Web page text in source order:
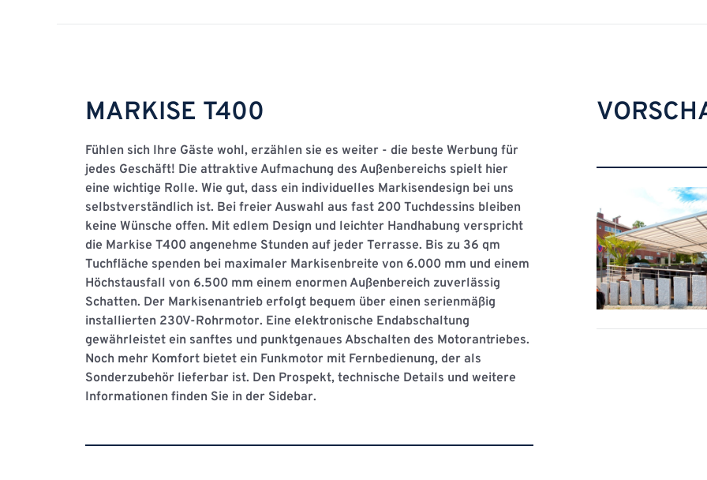
MARKISE T400
Fühlen sich Ihre Gäste wohl, erzählen sie es weiter - die beste Werbung für
jedes Geschäft! Die attraktive Aufmachung des Außenbereichs spielt hier
eine wichtige Rolle. Wie gut, dass ein individuelles Markisendesign bei uns
selbstverständlich ist. Bei freier Auswahl aus fast 200 Tuchdessins bleiben
keine Wünsche offen. Mit edlem Design und leichter Handhabung verspricht
die Markise T400 angenehme Stunden auf jeder Terrasse. Bis zu 36 qm
Tuchﬂäche spenden bei maximaler Markisenbreite von 6.000 mm und einem
Höchstausfall von 6.500 mm einem enormen Außenbereich zuverlässig
Schatten. Der Markisenantrieb erfolgt bequem über einen serienmäßig
installierten 230V-Rohrmotor. Eine elektronische Endabschaltung
gewährleistet ein sanftes und punktgenaues Abschalten des Motorantriebes.
Noch mehr Komfort bietet ein Funkmotor mit Fernbedienung, der als
Sonderzubehör lieferbar ist. Den Prospekt, technische Details und weitere
Informationen finden Sie in der Sidebar.